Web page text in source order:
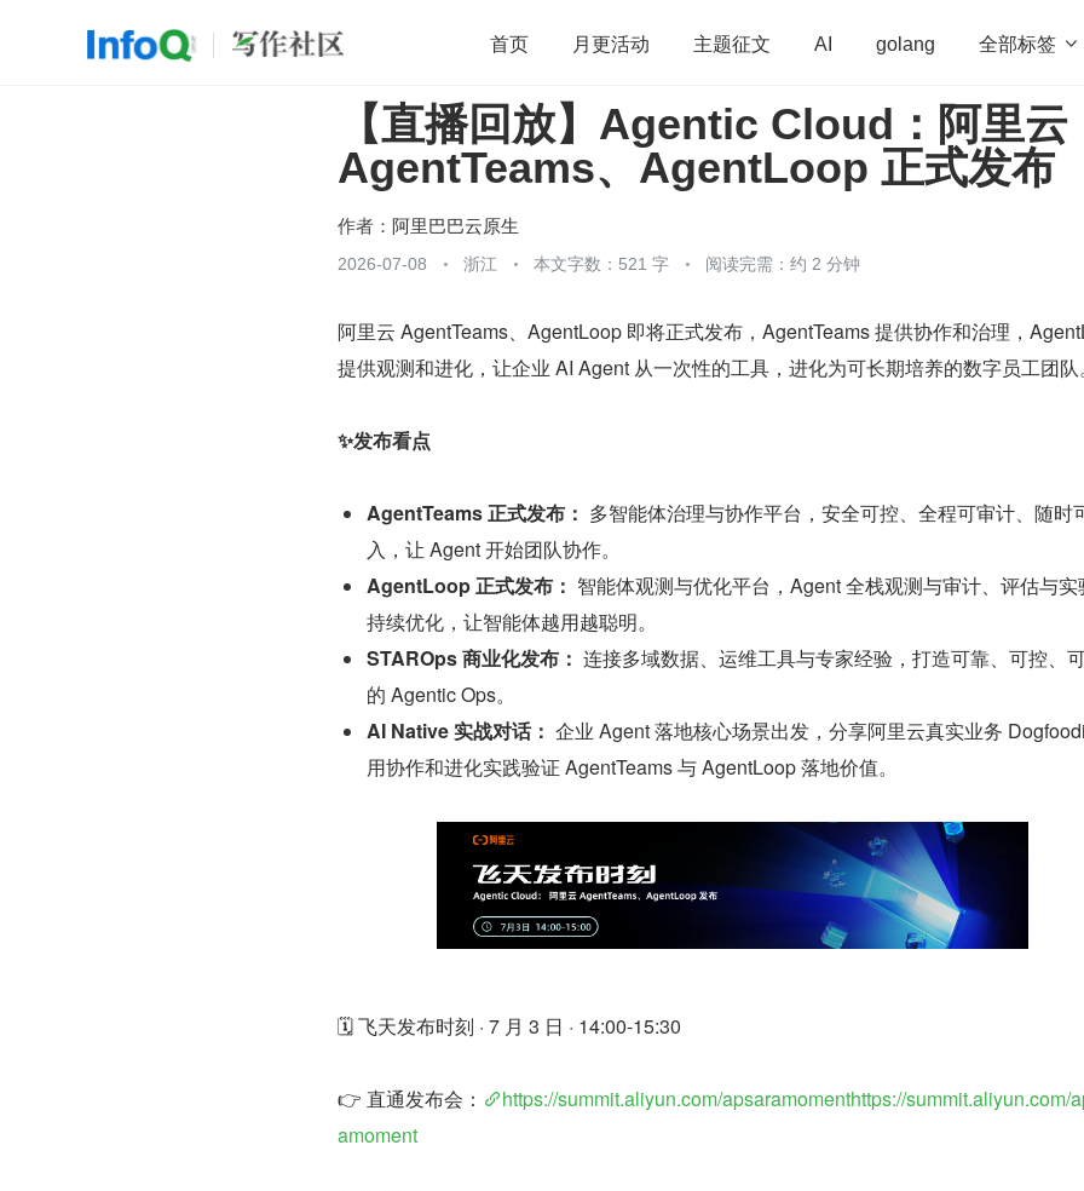
首页 月更活动 主题征文 AI golang 全部标签 
架构 OpenHarmony 算法 学习方法 Web3.0 高
团队管理 程序员 运维 深度思考 低代码 redis
【直播回放】Agentic Cloud：阿里云
AgentTeams、AgentLoop 正式发布
作者： 阿里巴巴云原生
2026-07-08 浙江 本文字数：521 字 阅读完需：约 2 分钟
阿里云 AgentTeams、AgentLoop 即将正式发布，AgentTeams 提供协作和治理，
提供观测和进化，让企业 AI Agent 从一次性的工具，进化为可长期培养的数字员工团
✨发布看点
AgentTeams 正式发布： 多智能体治理与协作平台，安全可控、全程可审计、随时
入，让 Agent 开始团队协作。
AgentLoop 正式发布： 智能体观测与优化平台，Agent 全栈观测与审计、评估与实
持续优化，让智能体越用越聪明。
STAROps 商业化发布： 连接多域数据、运维工具与专家经验，打造可靠、可控、
的 Agentic Ops。
AI Native 实战对话： 企业 Agent 落地核心场景出发，分享阿里云真实业务
用协作和进化实践验证 AgentTeams 与 AgentLoop 落地价值。
🗓 飞天发布时刻 · 7 月 3 日 · 14:00-15:30
👉 直通发布会：
https://summit.aliyun.com/apsaramomenthttps://summit.aliyun.com/
amoment